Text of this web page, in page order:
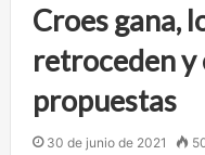
Croes gana,
retroceden y
propuestas
30 de junio de 2021